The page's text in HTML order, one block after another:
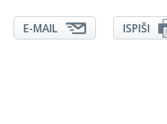
E-MAIL ISPIŠI